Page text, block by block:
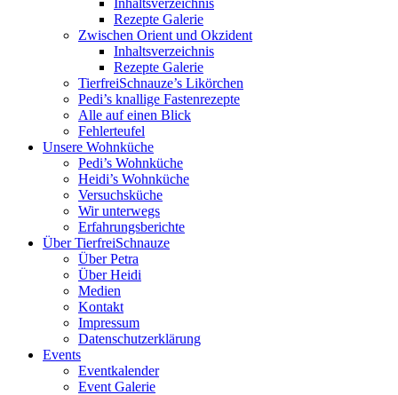
Inhaltsverzeichnis
Rezepte Galerie
Zwischen Orient und Okzident
Inhaltsverzeichnis
Rezepte Galerie
TierfreiSchnauze’s Likörchen
Pedi’s knallige Fastenrezepte
Alle auf einen Blick
Fehlerteufel
Unsere Wohnküche
Pedi’s Wohnküche
Heidi’s Wohnküche
Versuchsküche
Wir unterwegs
Erfahrungsberichte
Über TierfreiSchnauze
Über Petra
Über Heidi
Medien
Kontakt
Impressum
Datenschutzerklärung
Events
Eventkalender
Event Galerie